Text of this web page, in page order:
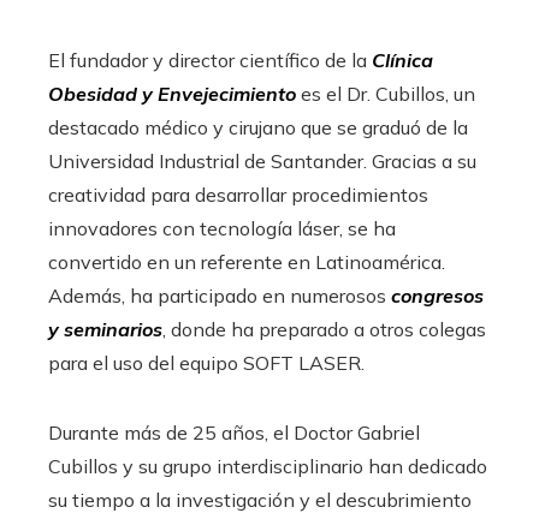
El fundador y director científico de la Clínica
Obesidad y Envejecimiento es el Dr. Cubillos, un
destacado médico y cirujano que se graduó de la
Universidad Industrial de Santander. Gracias a su
creatividad para desarrollar procedimientos
innovadores con tecnología láser, se ha
convertido en un referente en Latinoamérica.
Además, ha participado en numerosos congresos
y seminarios , donde ha preparado a otros colegas
para el uso del equipo SOFT LASER.
Durante más de 25 años, el Doctor Gabriel
Cubillos y su grupo interdisciplinario han dedicado
su tiempo a la investigación y el descubrimiento